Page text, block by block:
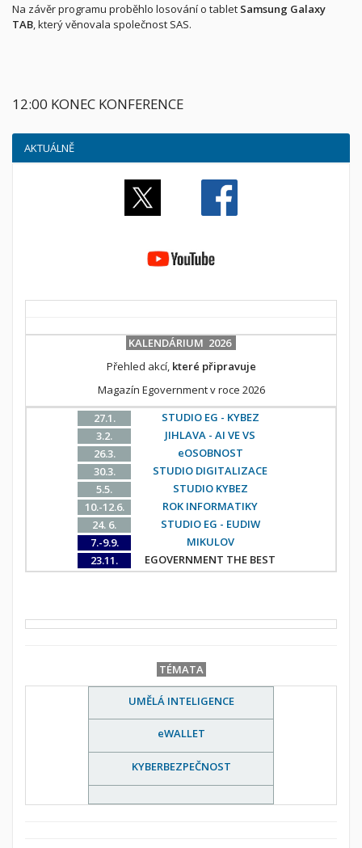
Na závěr programu proběhlo losování o tablet Samsung Galaxy
TAB, který věnovala společnost SAS.
12:00 KONEC KONFERENCE
AKTUÁLNĚ
KALENDÁRIUM 2026
Přehled akcí, které připravuje
Magazín Egovernment v roce 2026
27.1.
STUDIO EG - KYBEZ
3.2.
JIHLAVA - AI VE VS
26.3.
eOSOBNOST
30.3.
STUDIO DIGITALIZACE
5.5.
STUDIO KYBEZ
10.-12.6.
ROK INFORMATIKY
24. 6.
STUDIO EG - EUDIW
7.-9.9.
MIKULOV
23.11.
EGOVERNMENT THE BEST
TÉMATA
UMĚLÁ INTELIGENCE
eWALLET
KYBERBEZPEČNOST